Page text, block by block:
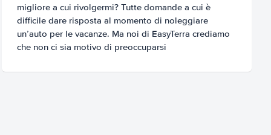
migliore a cui rivolgermi? Tutte domande a cui è
difficile dare risposta al momento di noleggiare
un’auto per le vacanze. Ma noi di EasyTerra crediamo
che non ci sia motivo di preoccuparsi